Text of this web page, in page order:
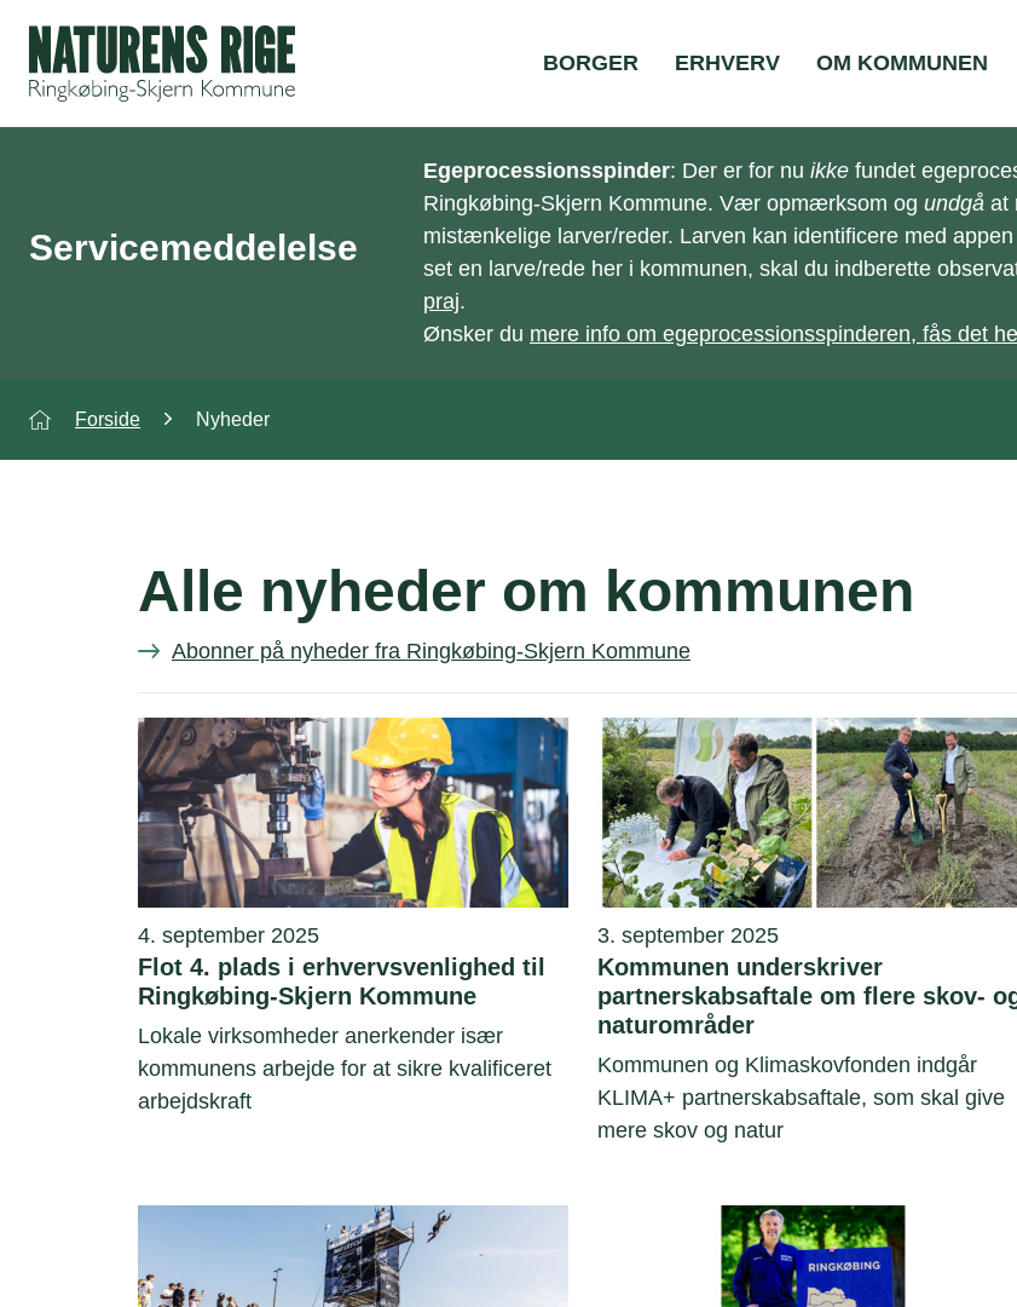
BORGER ERHVERV OM KOMMUNEN
Servicemeddelelse
Egeprocessionsspinder: Der er for nu ikke fundet
Ringkøbing-Skjern Kommune. Vær opmærksom og undgå at
mistænkelige larver/reder. Larven kan identificere med appen
set en larve/rede her i kommunen, skal du indberette
praj.
Ønsker du mere info om egeprocessionsspinderen, fås det
Forside Nyheder
Alle nyheder om kommunen
Abonner på nyheder fra Ringkøbing-Skjern Kommune
4. september 2025
Flot 4. plads i erhvervsvenlighed til
Ringkøbing-Skjern Kommune
Lokale virksomheder anerkender især
kommunens arbejde for at sikre kvalificeret
arbejdskraft
3. september 2025
Kommunen underskriver
partnerskabsaftale om flere skov-
naturområder
Kommunen og Klimaskovfonden indgår
KLIMA+ partnerskabsaftale, som skal give
mere skov og natur